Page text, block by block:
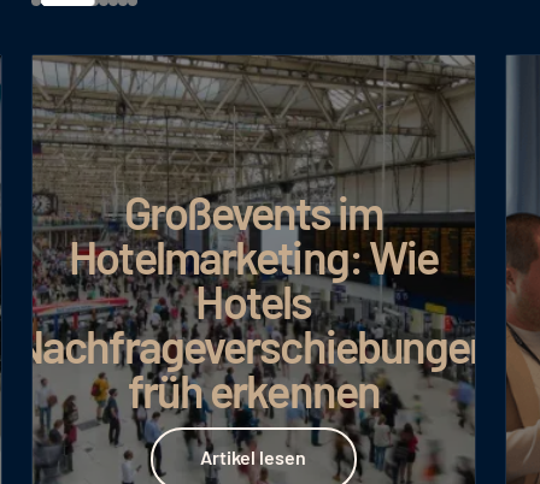
Google AI Max: Mehr
Umsatz bei
effizienterem
Budgeteinsatz
Artikel lesen
Artikel lesen